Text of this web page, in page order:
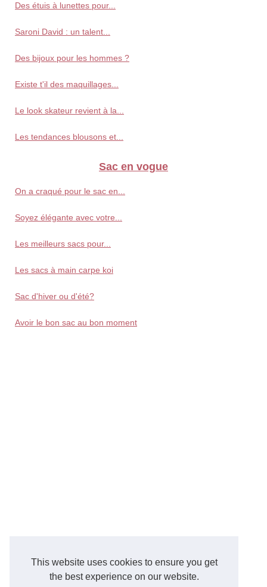
This website uses cookies to ensure you get
the best experience on our website.
Des étuis à lunettes pour...
Saroni David : un talent...
Des bijoux pour les hommes ?
Existe t'il des maquillages...
Le look skateur revient à la...
Les tendances blousons et...
Sac en vogue
On a craqué pour le sac en...
Soyez élégante avec votre...
Les meilleurs sacs pour...
Les sacs à main carpe koi
Sac d'hiver ou d'été?
Avoir le bon sac au bon moment